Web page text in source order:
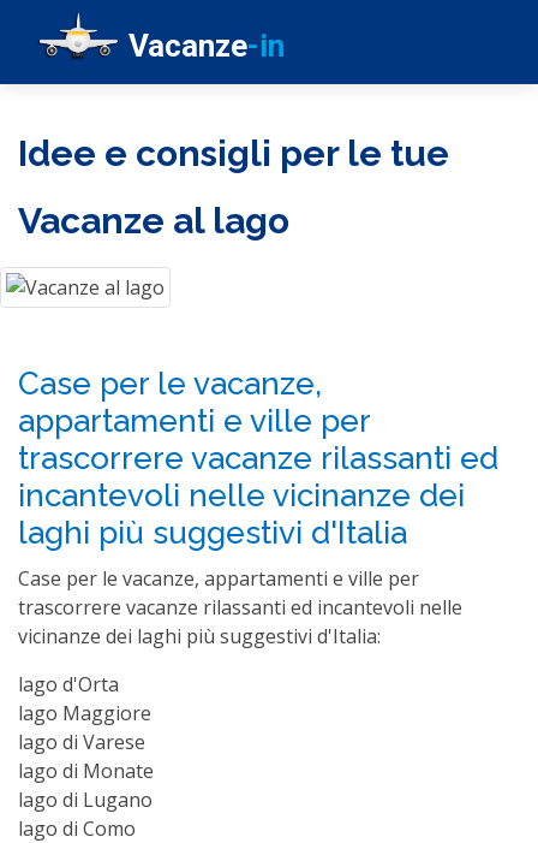
Vacanze-in
Idee e consigli per le tue
Vacanze al lago
Case per le vacanze,
appartamenti e ville per
trascorrere vacanze rilassanti ed
incantevoli nelle vicinanze dei
laghi più suggestivi d'Italia
Case per le vacanze, appartamenti e ville per
trascorrere vacanze rilassanti ed incantevoli nelle
vicinanze dei laghi più suggestivi d'Italia:
lago d'Orta
lago Maggiore
lago di Varese
lago di Monate
lago di Lugano
lago di Como